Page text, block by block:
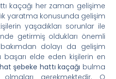
kaçağı her zaman gelişime
yaratma konusunda gelişim
yaşadıkları sorunlar ile
getirmiş oldukları önemli
dolayı da gelişim
elde eden kişilerin en
şebeke hattı kaçağı bulma
gerekmektedir. O